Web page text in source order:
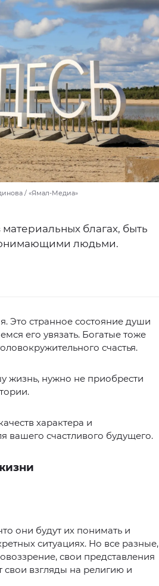
/ «Ямал-Медиа»
благах, быть
людьми.
Это странное состояние души
его увязать. Богатые тоже
счастья.
жизнь, нужно не приобрести
характера и
вашего счастливого будущего.
они будут их понимать и
ситуациях. Но все разные,
свои представления
взгляды на религию и